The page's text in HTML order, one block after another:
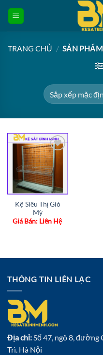
TRANG CHỦ / SẢN
Add to
wishlist
Kệ Siêu Thị Giỏ
Mỳ
Giá Bán: Liên Hệ
THÔNG TIN LIÊN LẠC
Địa chỉ:Số 47, ngõ 8, đường
Trì. Hà Nội